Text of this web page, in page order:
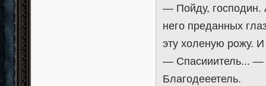
— Пойду, господин.
него преданных
эту холеную рожу.
— Спасииитель... —
Благодееетель.